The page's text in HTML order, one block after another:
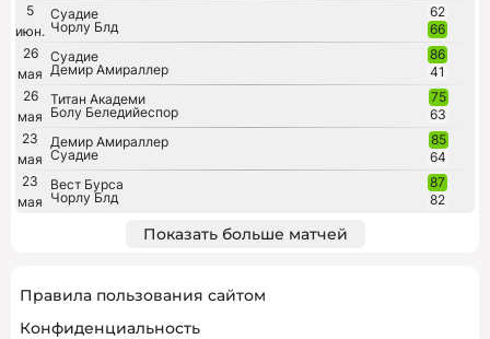
5
июн.
Суадие
Чорлу Блд
62
66
26
мая
Суадие
Демир Амираллер
86
41
26
мая
Титан Академи
Болу Беледийеспор
75
63
23
мая
Демир Амираллер
Суадие
85
64
23
мая
Вест Бурса
Чорлу Блд
87
82
Показать больше матчей
Правила пользования сайтом
Конфиденциальность